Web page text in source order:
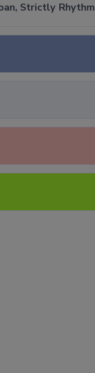
Strictly Rhythm